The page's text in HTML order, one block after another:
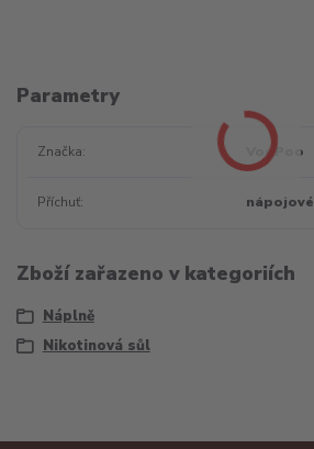
Parametry
Značka VooPoo
Příchuť nápojové
Zboží zařazeno v kategoriích
Náplně
Nikotinová sůl